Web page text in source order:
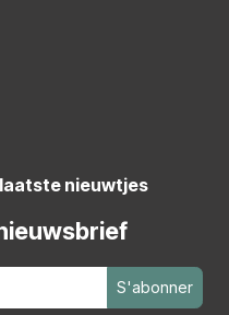
nieuwtjes
S'abonner